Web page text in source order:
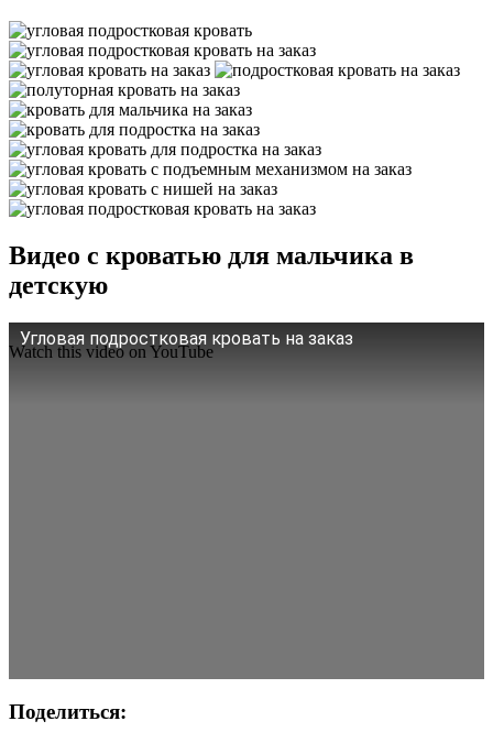
Видео с кроватью для мальчика в
детскую
Угловая подростковая кровать на заказ
Watch this video on YouTube
Поделиться: